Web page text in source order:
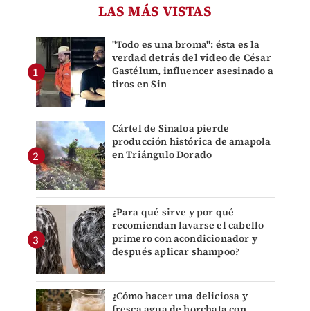
LAS MÁS VISTAS
"Todo es una broma": ésta es la
verdad detrás del video de César
Gastélum, influencer asesinado a
tiros en Sin
Cártel de Sinaloa pierde
producción histórica de amapola
en Triángulo Dorado
¿Para qué sirve y por qué
recomiendan lavarse el cabello
primero con acondicionador y
después aplicar shampoo?
¿Cómo hacer una deliciosa y